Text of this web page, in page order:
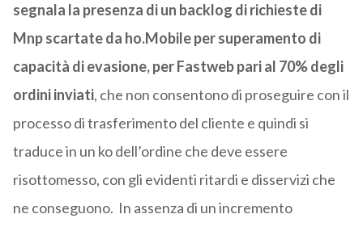
segnala la presenza di un backlog di richieste di
Mnp scartate da ho.Mobile per superamento di
capacità di evasione, per Fastweb pari al 70% degli
ordini inviati, che non consentono di proseguire con il
processo di trasferimento del cliente e quindi si
traduce in un ko dell’ordine che deve essere
risottomesso, con gli evidenti ritardi e disservizi che
ne conseguono. In assenza di un incremento